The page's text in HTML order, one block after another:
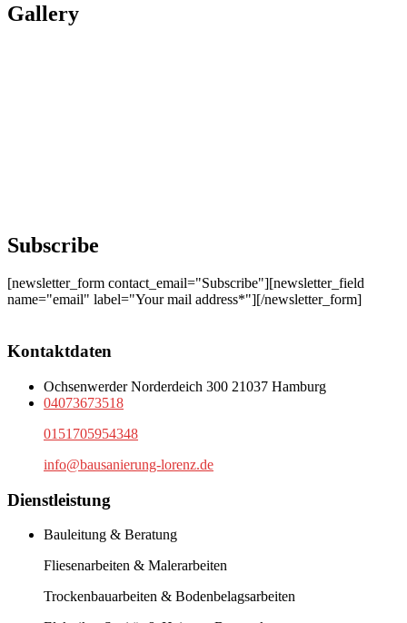
Gallery
Subscribe
[newsletter_form contact_email="Subscribe"][newsletter_field
name="email" label="Your mail address*"][/newsletter_form]
Kontaktdaten
Ochsenwerder Norderdeich 300 21037 Hamburg
04073673518
0151705954348
info@bausanierung-lorenz.de
Dienstleistung
Bauleitung & Beratung
Fliesenarbeiten & Malerarbeiten
Trockenbauarbeiten & Bodenbelagsarbeiten